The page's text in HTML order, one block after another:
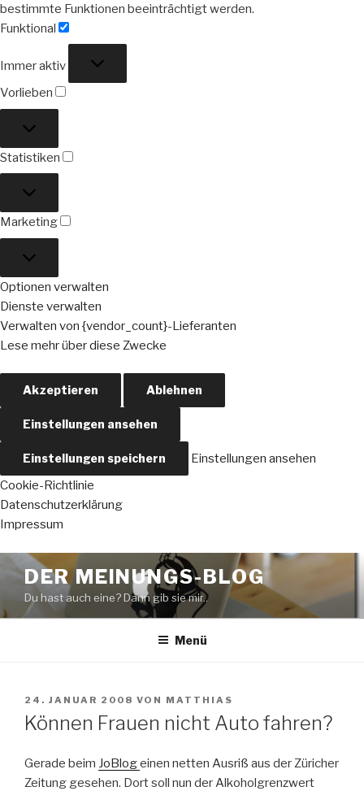
bestimmte Funktionen beeinträchtigt werden.
Funktional
Immer aktiv
Vorlieben
Statistiken
Marketing
Optionen verwalten
Dienste verwalten
Verwalten von {vendor_count}-Lieferanten
Lese mehr über diese Zwecke
Akzeptieren Ablehnen
Einstellungen ansehen
Einstellungen speichern
Einstellungen ansehen
Cookie-Richtlinie
Datenschutzerklärung
Impressum
Zum
Inhalt
springen
DER MEINUNGS-BLOG
Du hast auch eine? Dann gib sie mir..
Menü
VERÖFFENTLICHT
AM
24. JANUAR 2008 VON MATTHIAS
Können Frauen nicht Auto fahren?
Gerade beim JoBlogeinen netten Ausriß aus der Züricher
Zeitung gesehen. Dort soll nun der Alkoholgrenzwert